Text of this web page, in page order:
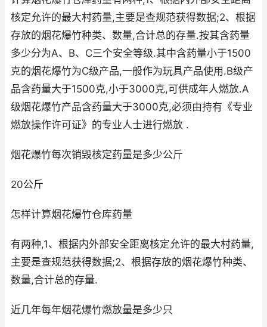
核定允许的最大村药量,主要是查规范获得数据;2、根据
存放的烟花爆竹种类、数量,合计总的存量.按其含药量
多少分为A、B、C三个安全等级.其中含药量小于1500
克的烟花爆竹为C级产品,一般作为玩具产品使用.B级产
品含药量大于1500克,小于3000克,可供成年人燃放.A
级烟花爆竹产品含药量大于3000克,必须由持有《专业
燃放操作许可证》的专业人士进行燃放 .
烟花爆竹每次销毁核定药量是多少公斤
20公斤
怎样计算烟花爆竹仓库药量
有两种,1、根据内外部安全距离核定允许的最大村药量,
主要是查规范获得数据;2、根据存放的烟花爆竹种类、
数量,合计总的存量.
近几年每年烟花爆竹燃放量是多少只